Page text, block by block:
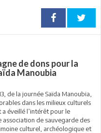
de dons pour la
Manoubia
de la journée Saïda Manoubia,
dans les milieux culturels
éveillé l’intérêt pour le
association de sauvegarde des
culturel, archéologique et